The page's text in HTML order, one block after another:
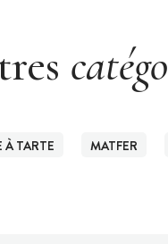
À TARTE MATFER